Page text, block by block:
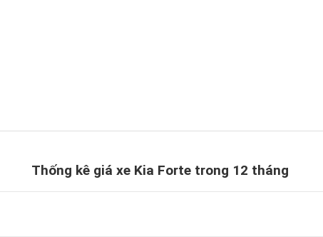
Thống kê giá xe Kia Forte trong 12 tháng